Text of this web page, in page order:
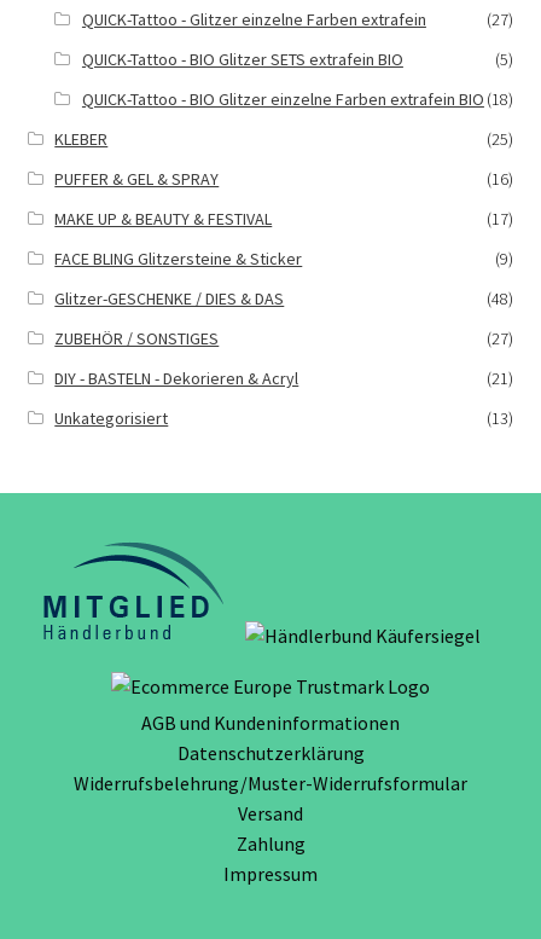
QUICK-Tattoo - Glitzer einzelne Farben extrafein
(27)
QUICK-Tattoo - BIO Glitzer SETS extrafein BIO
(5)
QUICK-Tattoo - BIO Glitzer einzelne Farben extrafein BIO (18)
KLEBER
(25)
PUFFER & GEL & SPRAY
(16)
MAKE UP & BEAUTY & FESTIVAL
(17)
FACE BLING Glitzersteine & Sticker
(9)
Glitzer-GESCHENKE / DIES & DAS
(48)
ZUBEHÖR / SONSTIGES
(27)
DIY - BASTELN - Dekorieren & Acryl
(21)
Unkategorisiert
(13)
AGB und Kundeninformationen
Datenschutzerklärung
Widerrufsbelehrung/Muster-Widerrufsformular
Versand
Zahlung
Impressum